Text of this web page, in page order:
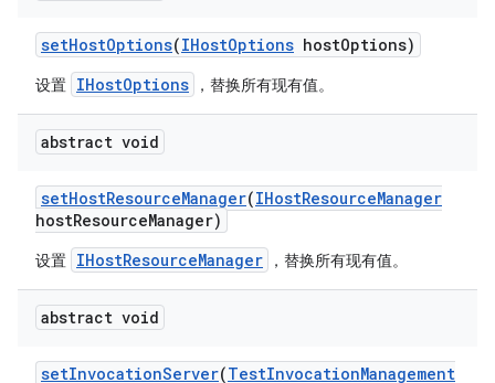
setHostOptions(IHostOptions hostOptions)
设置 IHostOptions ，替换所有现有值。
abstract void
setHostResourceManager(IHostResourceManager
hostResourceManager)
设置 IHostResourceManager ，替换所有现有值。
abstract void
setInvocationServer(TestInvocationManagement